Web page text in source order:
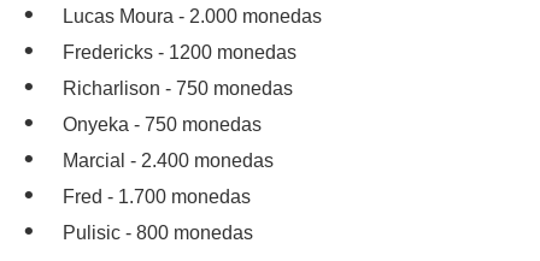
Lucas Moura - 2.000 monedas
Fredericks - 1200 monedas
Richarlison - 750 monedas
Onyeka - 750 monedas
Marcial - 2.400 monedas
Fred - 1.700 monedas
Pulisic - 800 monedas